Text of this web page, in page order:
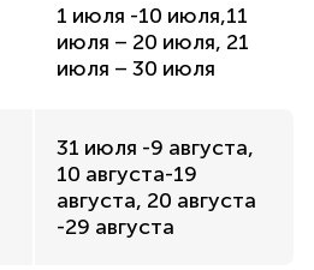
1 июля -10 июля,11
июля – 20 июля, 21
июля – 30 июля
31 июля -9 августа,
10 августа-19
августа, 20 августа
-29 августа